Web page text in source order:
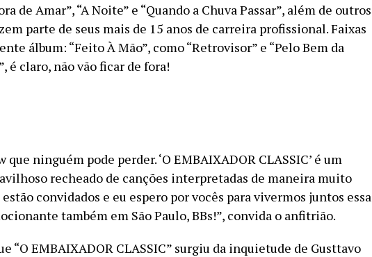
de Amar”, “A Noite” e “Quando a Chuva Passar”, além de outros
parte de seus mais de 15 anos de carreira profissional. Faixas
álbum: “Feito À Mão”, como “Retrovisor” e “Pelo Bem da
é claro, não vão ficar de fora!
que ninguém pode perder. ‘O EMBAIXADOR CLASSIC’ é um
recheado de canções interpretadas de maneira muito
convidados e eu espero por vocês para vivermos juntos essa
também em São Paulo, BBs!”, convida o anfitrião.
“O EMBAIXADOR CLASSIC” surgiu da inquietude de Gusttavo